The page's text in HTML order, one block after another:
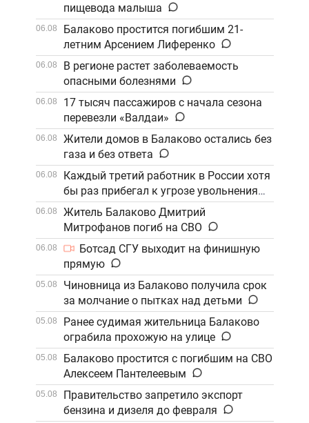
пищевода малыша
06.08
Балаково простится погибшим 21-
летним Арсением Лиференко
06.08
В регионе растет заболеваемость
опасными болезнями
06.08
17 тысяч пассажиров с начала сезона
перевезли «Валдаи»
06.08
Жители домов в Балаково остались без
газа и без ответа
06.08
Каждый третий работник в России хотя
бы раз прибегал к угрозе увольнения
06.08
Житель Балаково Дмитрий
Митрофанов погиб на СВО
06.08
Ботсад СГУ выходит на финишную
прямую
05.08
Чиновница из Балаково получила срок
за молчание о пытках над детьми
05.08
Ранее судимая жительница Балаково
ограбила прохожую на улице
05.08
Балаково простится с погибшим на СВО
Алексеем Пантелеевым
05.08
Правительство запретило экспорт
бензина и дизеля до февраля